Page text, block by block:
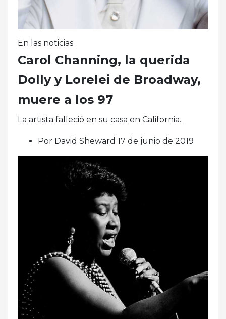
En las noticias
Carol Channing, la querida
Dolly y Lorelei de Broadway,
muere a los 97
La artista falleció en su casa en California..
Por David Sheward 17 de junio de 2019